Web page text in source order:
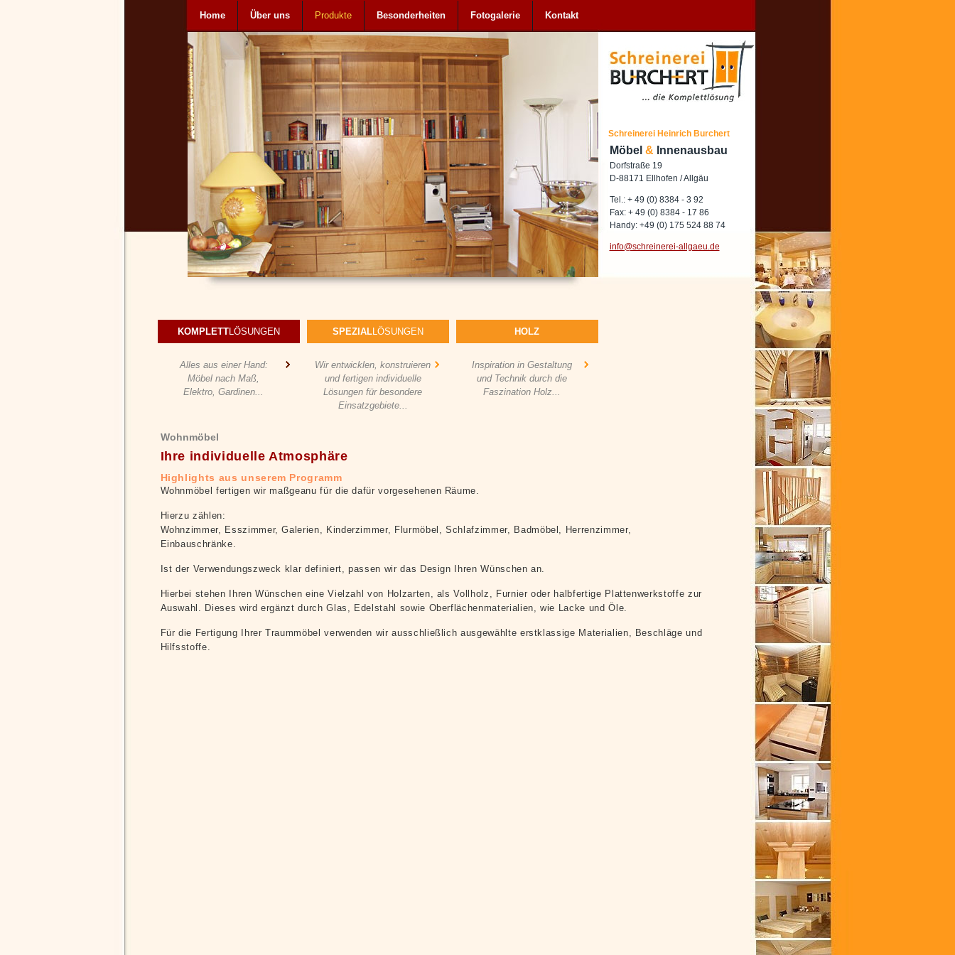
Home Über uns Produkte Besonderheiten Fotogalerie Kontakt
Schreinerei Heinrich Burchert
Möbel & Innenausbau
Dorfstraße 19
D-88171 Ellhofen / Allgäu
Tel.: + 49 (0) 8384 - 3 92
Fax: + 49 (0) 8384 - 17 86
Handy: +49 (0) 175 524 88 74
info@schreinerei-allgaeu.de
KOMPLETTLÖSUNGEN SPEZIALLÖSUNGEN HOLZ
Alles aus einer Hand:
Möbel nach Maß,
Elektro, Gardinen...
Wir entwicklen, konstruieren
und fertigen individuelle
Lösungen für besondere
Einsatzgebiete...
Inspiration in Gestaltung
und Technik durch die
Faszination Holz...
Wohnmöbel
Ihre individuelle Atmosphäre
Highlights aus unserem Programm
Wohnmöbel fertigen wir maßgeanu für die dafür vorgesehenen Räume.
Hierzu zählen:
Wohnzimmer, Esszimmer, Galerien, Kinderzimmer, Flurmöbel, Schlafzimmer, Badmöbel, Herrenzimmer,
Einbauschränke.
Ist der Verwendungszweck klar definiert, passen wir das Design Ihren Wünschen an.
Hierbei stehen Ihren Wünschen eine Vielzahl von Holzarten, als Vollholz, Furnier oder halbfertige Plattenwerkstoffe zur
Auswahl. Dieses wird ergänzt durch Glas, Edelstahl sowie Oberflächenmaterialien, wie Lacke und Öle.
Für die Fertigung Ihrer Traummöbel verwenden wir ausschließlich ausgewählte erstklassige Materialien, Beschläge und
Hilfsstoffe.